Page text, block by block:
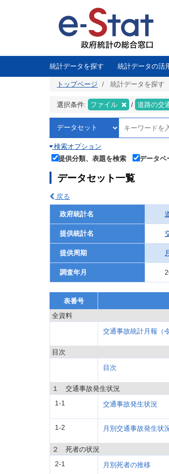
に
統計データを探す 統計データの活
トップページ 統計データを探す
選択条件: ファイル 道路の交
検索オプション
提供分類、表題を検索
データベ
データセット一覧
戻る
政府統計名
提供統計名
提供周期
調査年月
表番号
全資料
交通事故統計月報（
目次
目次
１ 交通事故発生状況
1-1
交通事故発生状況
1-2 月別交通事故発生状
２ 死者の状況
2-1
月別死者の推移